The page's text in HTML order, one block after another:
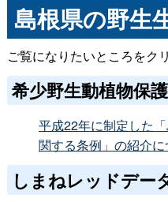
島根県の野生
ご覧になりたいところをク
希少野生動植物保
平成22年に制定した
関する条例」の紹介
しまねレッドデー